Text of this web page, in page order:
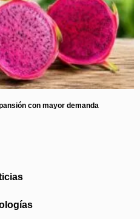
con mayor demanda